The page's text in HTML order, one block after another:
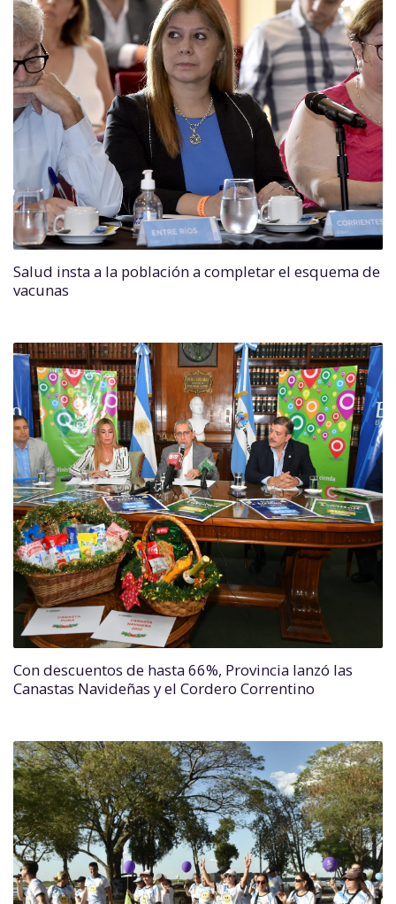
Salud insta a la población a completar el esquema de
vacunas
Con descuentos de hasta 66%, Provincia lanzó las
Canastas Navideñas y el Cordero Correntino